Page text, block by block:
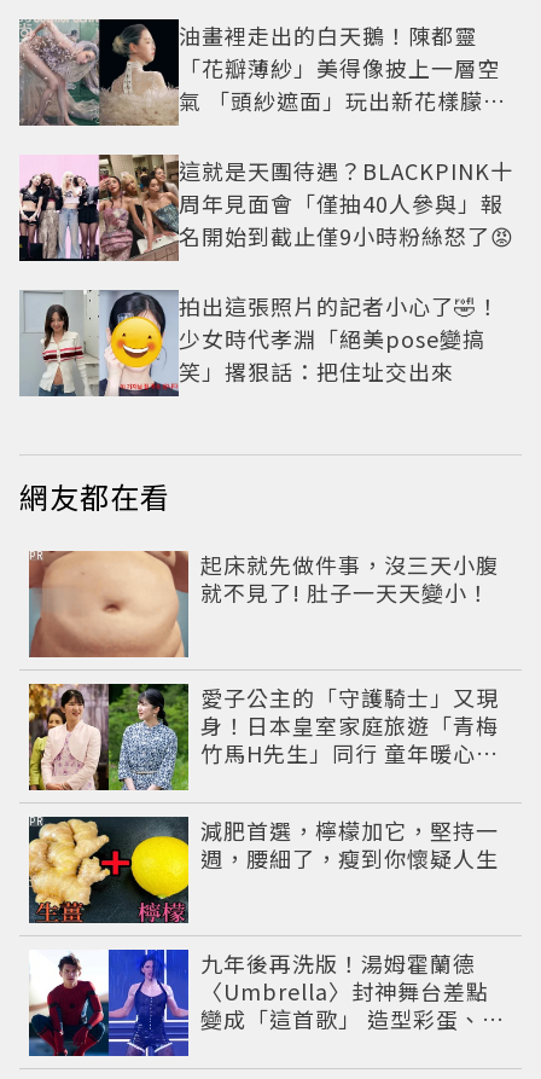
油畫裡走出的白天鵝！陳都靈
「花瓣薄紗」美得像披上一層空
氣 「頭紗遮面」玩出新花樣朦朧
這就是天團待遇？BLACKPINK十
周年見面會「僅抽40人參與」報
名開始到截止僅9小時粉絲怒了😡
拍出這張照片的記者小心了🤣！
少女時代孝淵「絕美pose變搞
笑」撂狠話：把住址交出來
網友都在看
起床就先做件事，沒三天小腹
就不見了! 肚子一天天變小！
PR
愛子公主的「守護騎士」又現
身！日本皇室家庭旅遊「青梅
竹馬H先生」同行 童年暖心故
減肥首選，檸檬加它，堅持一
週，腰細了，瘦到你懷疑人生
PR
九年後再洗版！湯姆霍蘭德
〈Umbrella〉封神舞台差點
變成「這首歌」 造型彩蛋、暖